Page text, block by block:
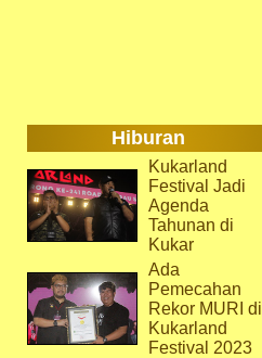
Hiburan
Kukarland
Festival Jadi
Agenda
Tahunan di
Kukar
Ada
Pemecahan
Rekor MURI di
Kukarland
Festival 2023